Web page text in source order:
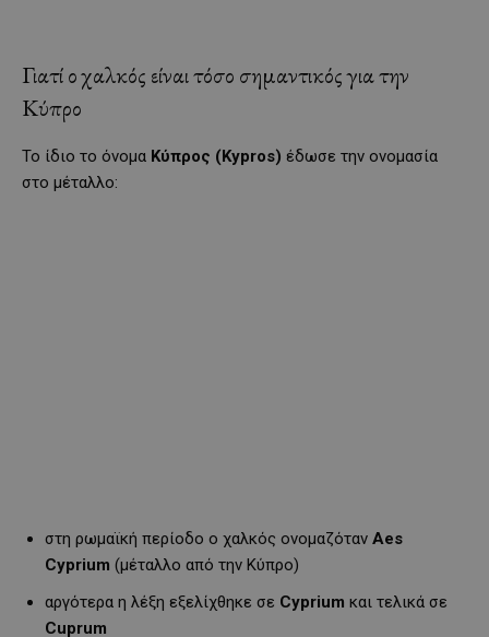
Γιατί ο χαλκός είναι τόσο σημαντικός για την
Κύπρο
Το ίδιο το όνομα Κύπρος (Kypros) έδωσε την ονομασία
στο μέταλλο:
στη ρωμαϊκή περίοδο ο χαλκός ονομαζόταν Aes
Cyprium (μέταλλο από την Κύπρο)
αργότερα η λέξη εξελίχθηκε σε Cyprium και τελικά σε
Cuprum